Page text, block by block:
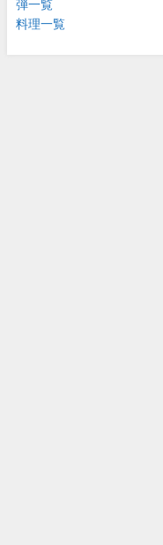
弾一覧
料理一覧